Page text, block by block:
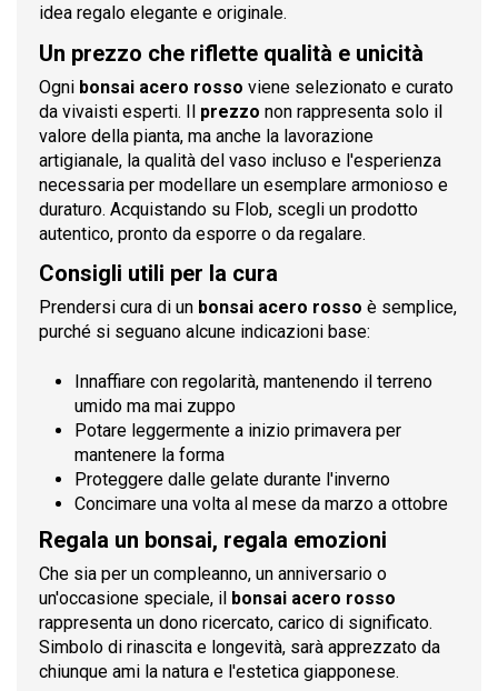
idea regalo elegante e originale.
Un prezzo che riflette qualità e unicità
Ogni bonsai acero rosso viene selezionato e curato
da vivaisti esperti. Il prezzo non rappresenta solo il
valore della pianta, ma anche la lavorazione
artigianale, la qualità del vaso incluso e l'esperienza
necessaria per modellare un esemplare armonioso e
duraturo. Acquistando su Flob, scegli un prodotto
autentico, pronto da esporre o da regalare.
Consigli utili per la cura
Prendersi cura di un bonsai acero rosso è semplice,
purché si seguano alcune indicazioni base:
Innaffiare con regolarità, mantenendo il terreno
umido ma mai zuppo
Potare leggermente a inizio primavera per
mantenere la forma
Proteggere dalle gelate durante l'inverno
Concimare una volta al mese da marzo a ottobre
Regala un bonsai, regala emozioni
Che sia per un compleanno, un anniversario o
un'occasione speciale, il bonsai acero rosso
rappresenta un dono ricercato, carico di significato.
Simbolo di rinascita e longevità, sarà apprezzato da
chiunque ami la natura e l'estetica giapponese.